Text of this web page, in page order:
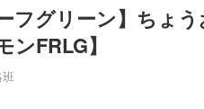
フグリーン】ちょ
FRLG】